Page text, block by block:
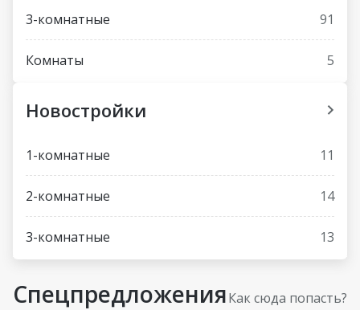
3-комнатные 91
Комнаты 5
Новостройки
1-комнатные 11
2-комнатные 14
3-комнатные 13
СпецпредложенияКак сюда попасть?